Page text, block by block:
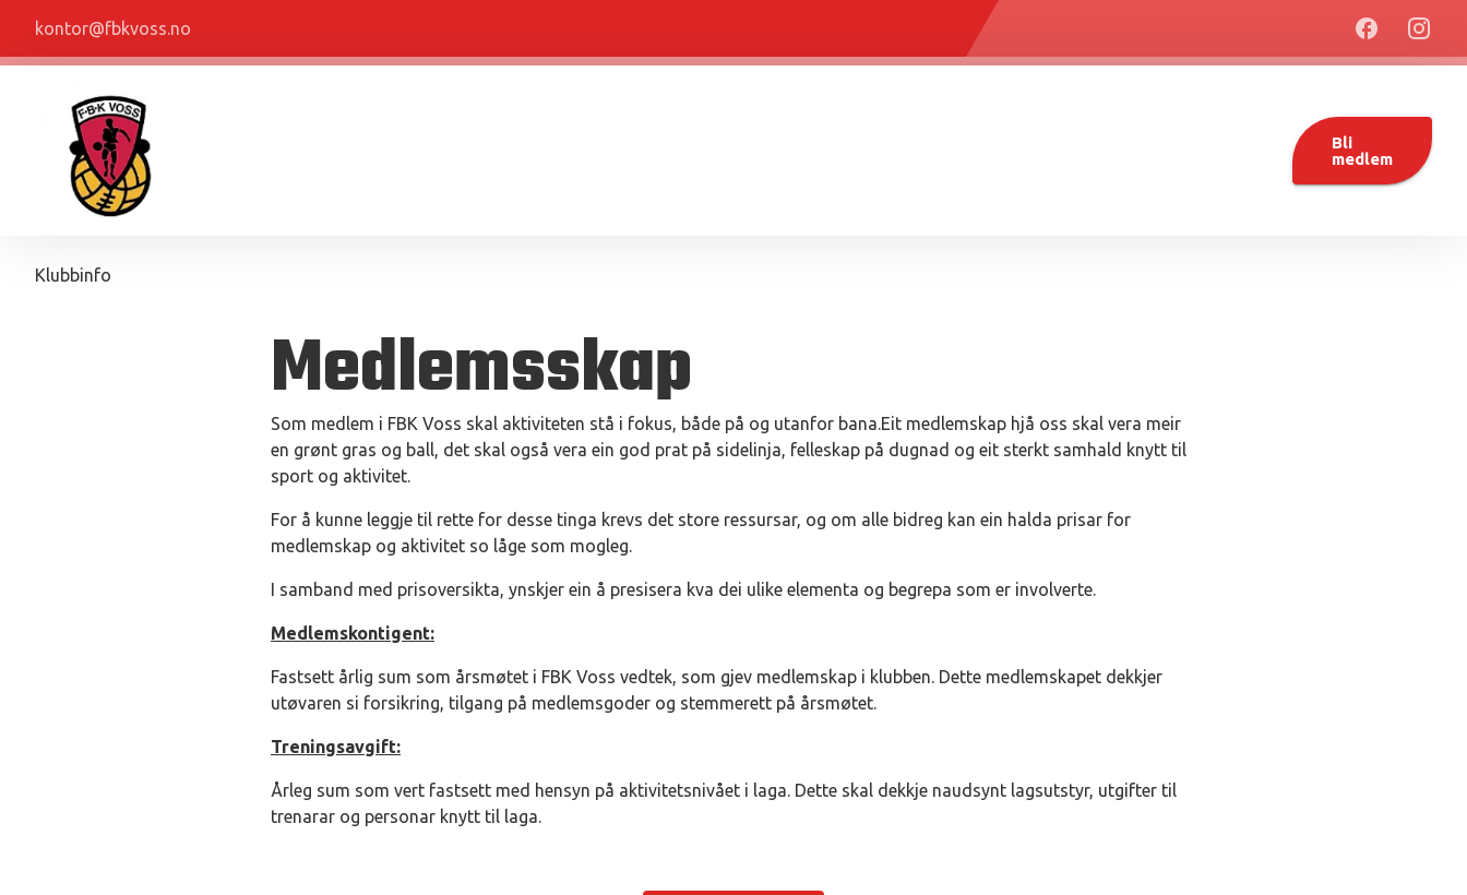
kontor@fbkvoss.no
Bli
medlem
Klubbinfo
Medlemsskap
Som medlem i FBK Voss skal aktiviteten stå i fokus, både på og utanfor bana.Eit medlemskap hjå oss skal vera meir
en grønt gras og ball, det skal også vera ein god prat på sidelinja, felleskap på dugnad og eit sterkt samhald knytt til
sport og aktivitet.
For å kunne leggje til rette for desse tinga krevs det store ressursar, og om alle bidreg kan ein halda prisar for
medlemskap og aktivitet so låge som mogleg.
I samband med prisoversikta, ynskjer ein å presisera kva dei ulike elementa og begrepa som er involverte.
Medlemskontigent:
Fastsett årlig sum som årsmøtet i FBK Voss vedtek, som gjev medlemskap i klubben. Dette medlemskapet dekkjer
utøvaren si forsikring, tilgang på medlemsgoder og stemmerett på årsmøtet.
Treningsavgift:
Årleg sum som vert fastsett med hensyn på aktivitetsnivået i laga. Dette skal dekkje naudsynt lagsutstyr, utgifter til
trenarar og personar knytt til laga.